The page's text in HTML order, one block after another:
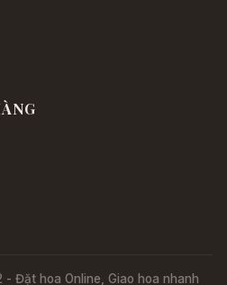
Đặt hoa Online, Giao hoa nhanh